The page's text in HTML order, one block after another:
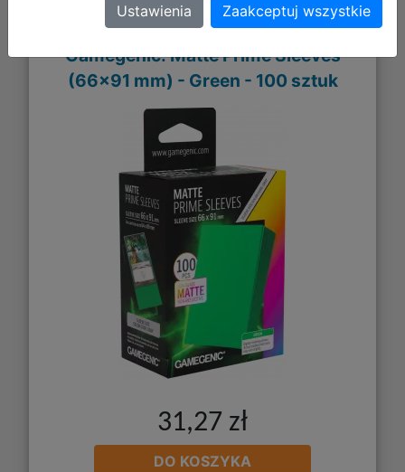
Gamegenic: Matte Prime Sleeves
(66x91 mm) - Green - 100 sztuk
31,27 zł
DO KOSZYKA
Ustawienia Zaakceptuj wszystkie